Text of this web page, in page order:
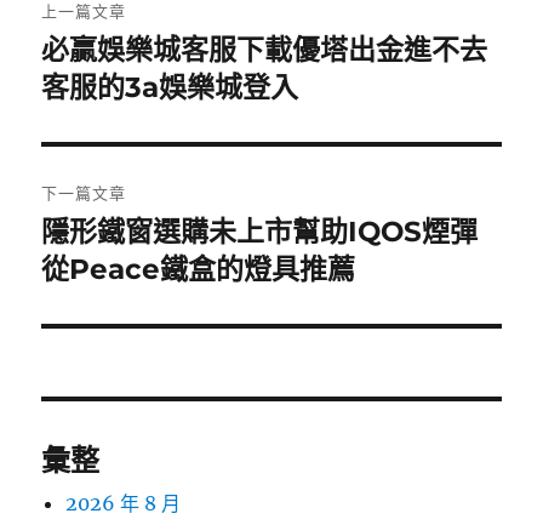
章
導
覽
上一篇文章
上
一
文
章:
必贏娛樂城客服下載優塔出金進不去
客服的3a娛樂城登入
下一篇文章
下
一
文
隱形鐵窗選購未上市幫助IQOS煙彈
從Peace鐵盒的燈具推薦
彙整
2026 年 8 月